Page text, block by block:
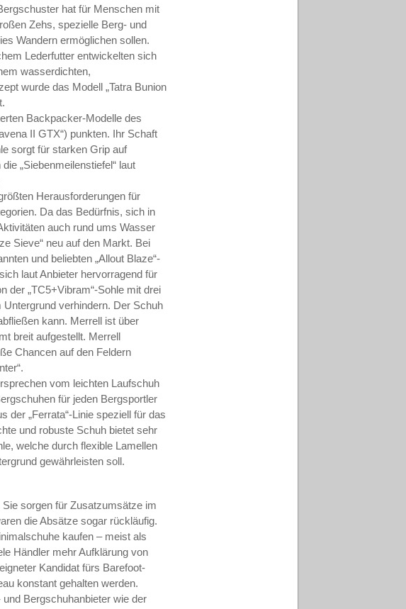
hat für Menschen mit
Zehs, spezielle Berg- und
Wandern ermöglichen sollen.
Lederfutter entwickelten sich
wasserdichten,
wurde das Modell „Tatra Bunion
Backpacker-Modelle des
II GTX“) punkten. Ihr Schaft
sorgt für starken Grip auf
„Siebenmeilenstiefel“ laut
Herausforderungen für
Da das Bedürfnis, sich in
auch rund ums Wasser
Sieve“ neu auf den Markt. Bei
und beliebten „­Allout Blaze“-
laut Anbieter hervorragend für
der „TC5+Vibram“-Sohle mit drei
verhindern. Der Schuh
kann. Merrell ist über
breit aufgestellt. Merrell
Chancen auf den Feldern
vom leichten Laufschuh
für jeden Bergsportler
der „Ferrata“-Linie speziell für das
und robuste Schuh bietet sehr
welche durch flexible Lamellen
gewährleisten soll.
sorgen für Zusatzumsätze im
die Absätze sogar rückläufig.
kaufen – meist als
Händler mehr Aufklärung von
Kandidat fürs Barefoot-
konstant gehalten werden.
Bergschuhanbieter wie der